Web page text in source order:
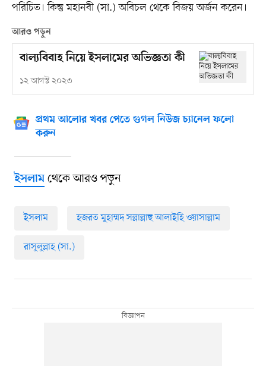
পরিচিত। কিন্তু মহানবী (সা.) অবিচল থেকে বিজয় অর্জন করেন।
আরও পড়ুন
বাল্যবিবাহ নিয়ে ইসলামের অভিজ্ঞতা কী
১২ আগস্ট ২০২৩
প্রথম আলোর খবর পেতে গুগল নিউজ চ্যানেল ফলো
করুন
ইসলামথেকে আরও পড়ুন
ইসলাম হজরত মুহাম্মদ সল্লাল্লাহু আলাইহি ওয়াসাল্লাম
রাসুলুল্লাহ (সা.)